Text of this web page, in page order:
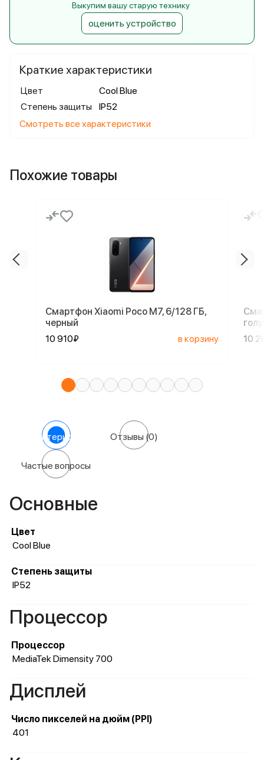
Краткие характеристики
Цвет
Cool Blue
Степень защиты
IP52
Смотреть все характеристики
Выкупим вашу старую технику
оценить устройство
Похожие товары
Смартфон Xiaomi Poco M7, 6/128 ГБ,
черный
10 910₽
в корзину
10
Характеристики Отзывы (0)
Частые вопросы
Основные
Цвет
Cool Blue
Степень защиты
IP52
Процессор
Процессор
MediaTek Dimensity 700
Дисплей
Число пикселей на дюйм (PPI)
401